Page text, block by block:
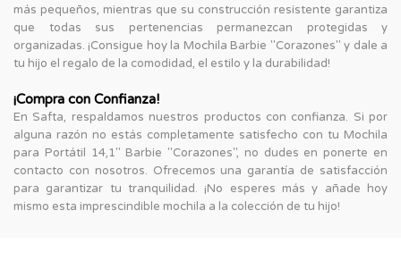
más pequeños, mientras que su construcción resistente garantiza
que todas sus pertenencias permanezcan protegidas y
organizadas. ¡Consigue hoy la Mochila Barbie "Corazones" y dale a
tu hijo el regalo de la comodidad, el estilo y la durabilidad!
¡Compra con Confianza!
En Safta, respaldamos nuestros productos con confianza. Si por
alguna razón no estás completamente satisfecho con tu Mochila
para Portátil 14,1" Barbie "Corazones", no dudes en ponerte en
contacto con nosotros. Ofrecemos una garantía de satisfacción
para garantizar tu tranquilidad. ¡No esperes más y añade hoy
mismo esta imprescindible mochila a la colección de tu hijo!